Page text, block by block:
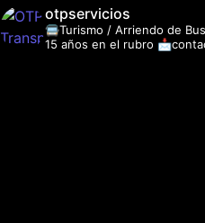
otpservicios
🚍Turismo / Arriendo de
15 años en el rubro